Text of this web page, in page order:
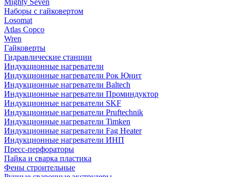
Mighty Seven
Наборы с гайковертом
Losomat
Atlas Copco
Wren
Гайковерты
Гидравлические станции
Индукционные нагреватели
Индукционные нагреватели Рок Юнит
Индукционные нагреватели Baltech
Индукционные нагреватели Проминдуктор
Индукционные нагреватели SKF
Индукционные нагреватели Pruftechnik
Индукционные нагреватели Timken
Индукционные нагреватели Fag Heater
Индукционные нагреватели ИНП
Пресс-перфораторы
Пайка и сварка пластика
Фены строительные